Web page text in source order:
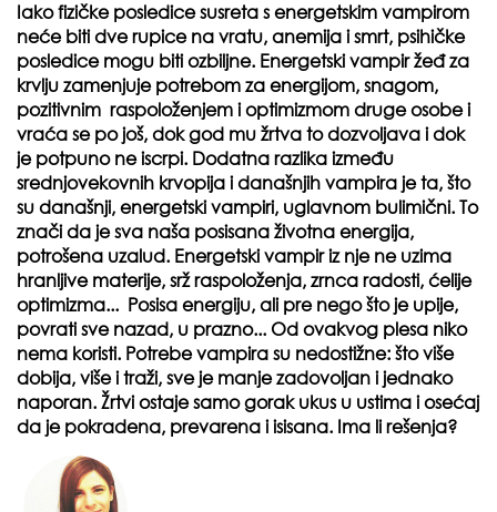
Iako fizičke posledice susreta s energetskim vampirom
neće biti dve rupice na vratu, anemija i smrt, psihičke
posledice mogu biti ozbiljne. Energetski vampir žeđ za
krvlju zamenjuje potrebom za energijom, snagom,
pozitivnim raspoloženjem i optimizmom druge osobe i
vraća se po još, dok god mu žrtva to dozvoljava i dok
je potpuno ne iscrpi. Dodatna razlika između
srednjovekovnih krvopija i današnjih vampira je ta, što
su današnji, energetski vampiri, uglavnom bulimični. To
znači da je sva naša posisana životna energija,
potrošena uzalud. Energetski vampir iz nje ne uzima
hranljive materije, srž raspoloženja, zrnca radosti, ćelije
optimizma... Posisa energiju, ali pre nego što je upije,
povrati sve nazad, u prazno... Od ovakvog plesa niko
nema koristi. Potrebe vampira su nedostižne: što više
dobija, više i traži, sve je manje zadovoljan i jednako
naporan. Žrtvi ostaje samo gorak ukus u ustima i osećaj
da je pokradena, prevarena i isisana. Ima li rešenja?